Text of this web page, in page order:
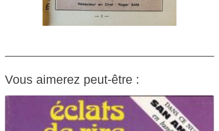
Vous aimerez peut-être :